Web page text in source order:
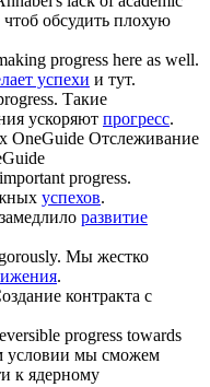
обсудить плохую
progress here as well.
успехи и тут.
. Такие
ускоряют прогресс.
OneGuide Отслеживание
progress.
успехов.
развитие
Мы жестко
.
контракта с
progress towards
условии мы сможем
к ядерному